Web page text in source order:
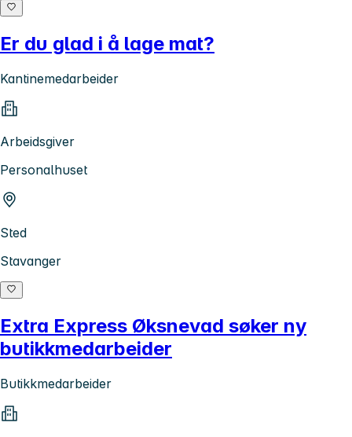
Er du glad i å lage mat?
Kantinemedarbeider
Arbeidsgiver
Personalhuset
Sted
Stavanger
Extra Express Øksnevad søker ny
butikkmedarbeider
Butikkmedarbeider